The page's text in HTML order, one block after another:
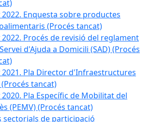
2022. Enquesta sobre productes
(Procés tancat)
2022. Procés de revisió del reglament
d'Ajuda a Domicili (SAD) (Procés
2021. Pla Director d'Infraestructures
(Procés tancat)
2020. Pla Específic de Mobilitat del
(PEMV) (Procés tancat)
sectorials de participació